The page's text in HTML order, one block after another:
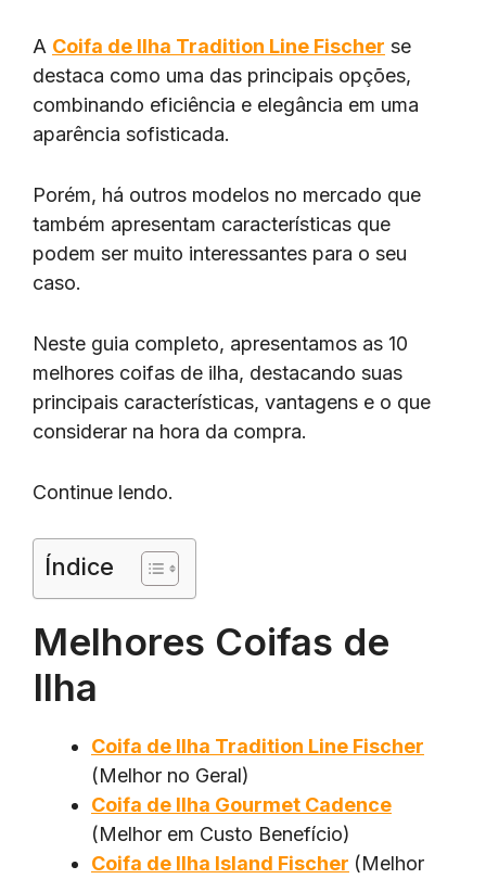
A Coifa de Ilha Tradition Line Fischer se
destaca como uma das principais opções,
combinando eficiência e elegância em uma
aparência sofisticada.
Porém, há outros modelos no mercado que
também apresentam características que
podem ser muito interessantes para o seu
caso.
Neste guia completo, apresentamos as 10
melhores coifas de ilha, destacando suas
principais características, vantagens e o que
considerar na hora da compra.
Continue lendo.
Índice
Melhores Coifas de
Ilha
Coifa de Ilha Tradition Line Fischer
(Melhor no Geral)
Coifa de Ilha Gourmet Cadence
(Melhor em Custo Benefício)
Coifa de Ilha Island Fischer (Melhor